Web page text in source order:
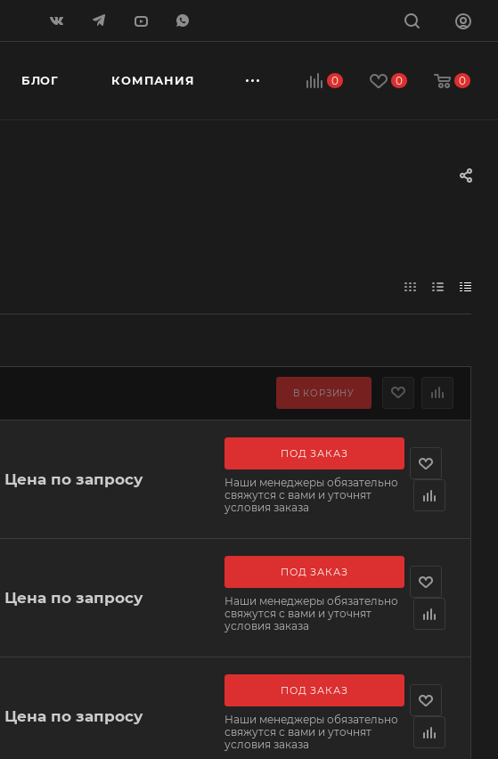
0 0 0
БЛОГ КОМПАНИЯ
В КОРЗИНУ
Цена по запросу
ПОД ЗАКАЗ
Наши менеджеры обязательно
свяжутся с вами и уточнят
условия заказа
Цена по запросу
ПОД ЗАКАЗ
Наши менеджеры обязательно
свяжутся с вами и уточнят
условия заказа
Цена по запросу
ПОД ЗАКАЗ
Наши менеджеры обязательно
свяжутся с вами и уточнят
условия заказа